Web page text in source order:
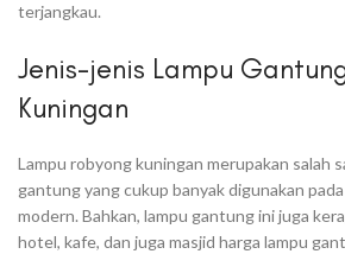
terjangkau.
Jenis-jenis Lampu
Kuningan
Lampu robyong kuningan merupakan salah
gantung yang cukup banyak digunakan
modern. Bahkan, lampu gantung ini juga
hotel, kafe, dan juga masjid harga lampu